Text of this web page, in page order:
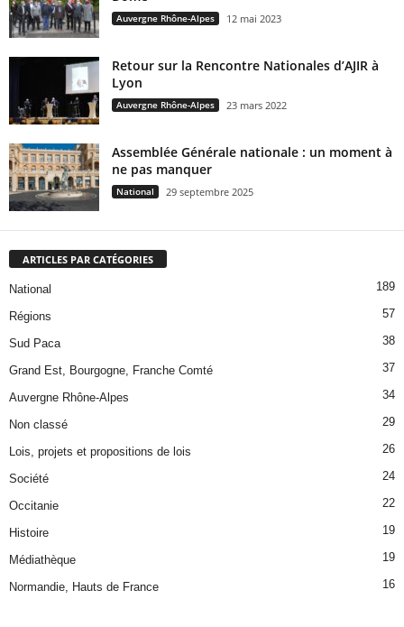
Auvergne Rhône-Alpes 12 mai 2023
Retour sur la Rencontre Nationales d’AJIR à
Lyon
Auvergne Rhône-Alpes 23 mars 2022
Assemblée Générale nationale : un moment à
ne pas manquer
National 29 septembre 2025
ARTICLES PAR CATÉGORIES
National 189
Régions 57
Sud Paca 38
Grand Est, Bourgogne, Franche Comté 37
Auvergne Rhône-Alpes 34
Non classé 29
Lois, projets et propositions de lois 26
Société 24
Occitanie 22
Histoire 19
Médiathèque 19
Normandie, Hauts de France 16